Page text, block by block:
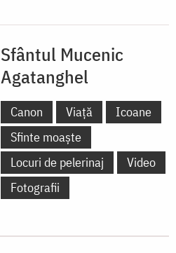
Sfântul Mucenic
Agatanghel
Canon Viață
Icoane
Sfinte moaște
Locuri de pelerinaj
Video
Fotografii